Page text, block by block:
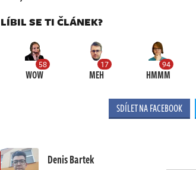
LÍBIL SE TI ČLÁNEK?
58
WOW
17
MEH
94
HMMM
SDÍLET NA FACEBOOK
Denis Bartek